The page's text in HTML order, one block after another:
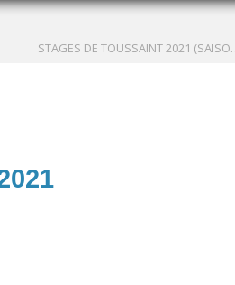
STAGES DE